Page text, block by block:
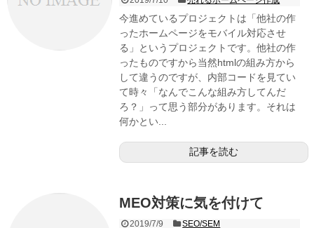
今進めているプロジェクトは「他社の作
ったホームページをモバイル対応させ
る」というプロジェクトです。他社の作
ったものですから当然htmlの組み方から
して違うのですが、内部コードを見てい
て時々「なんでこんな組み方してんだ
ろ？」って思う部分があります。それは
何かとい...
記事を読む
MEO対策に気を付けて
2019/7/9 SEO/SEM